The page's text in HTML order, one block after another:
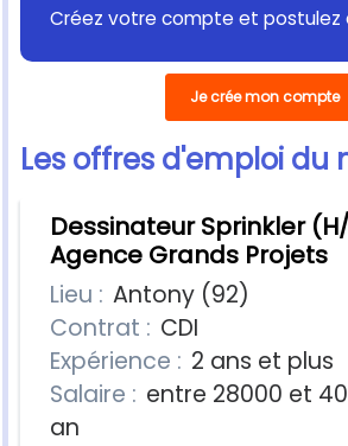
Créez votre compte et postulez
Je crée mon compte
Les offres d'emploi du
Dessinateur Sprinkler
Agence Grands Projets
Lieu : Antony (92)
Contrat : CDI
Expérience : 2 ans et plus
Salaire : entre 28000 et
an